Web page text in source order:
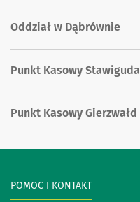
Oddział w Dąbrównie
Punkt Kasowy Stawiguda
Punkt Kasowy Gierzwałd
POMOC I KONTAKT